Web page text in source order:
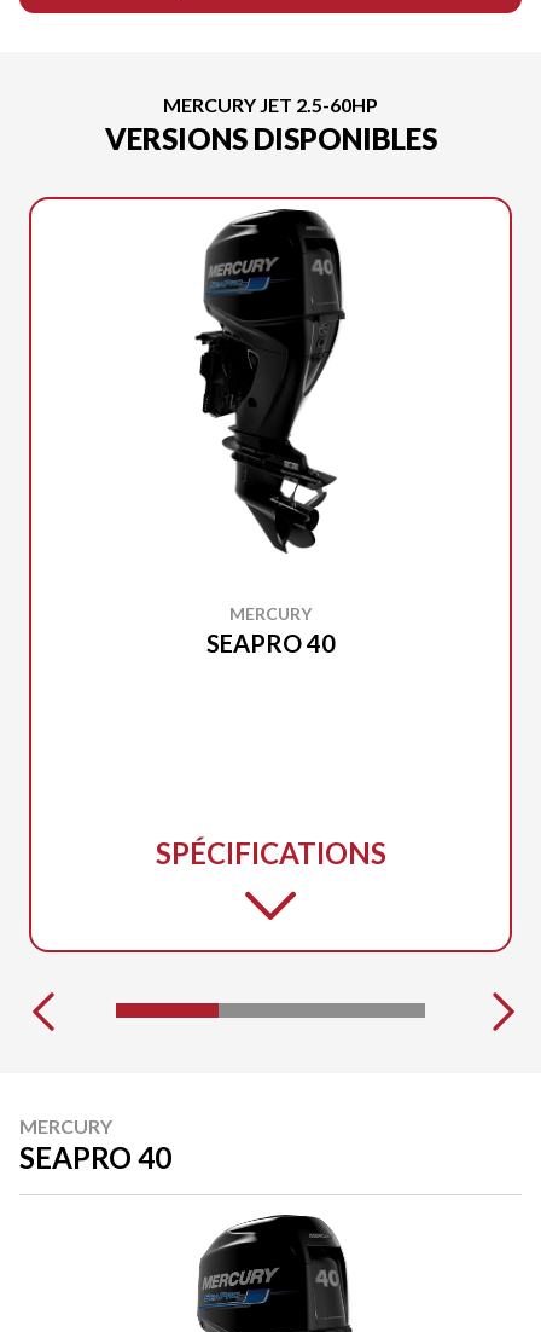
MERCURY JET 2.5-60HP
VERSIONS DISPONIBLES
MERCURY
SEAPRO 40
SPÉCIFICATIONS
MERCURY
SEAPRO 40